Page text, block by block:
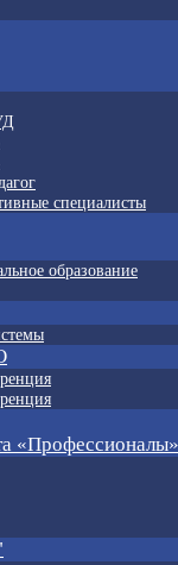
специалисты
образование
«Профессионалы»